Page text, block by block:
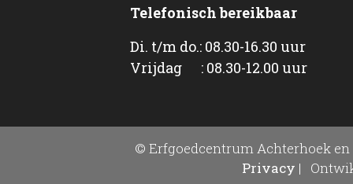
Telefonisch bereikbaar
Di. t/m do.: 08.30-16.30 uur
Vrijdag : 08.30-12.00 uur
© Erfgoedcentrum Achterhoek en
Privacy |